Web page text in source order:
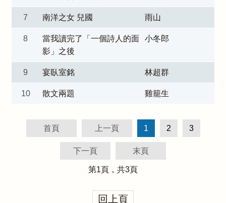
7 南洋之女 兒國 雨山
8
當我讀完了「一個詩人的面
影」之後
小冬郎
9 宴臥室銘 林超群
10 散文兩題 雞籠生
首頁 上一頁 1 2 3
下一頁 末頁
第1頁，共3頁
回上頁